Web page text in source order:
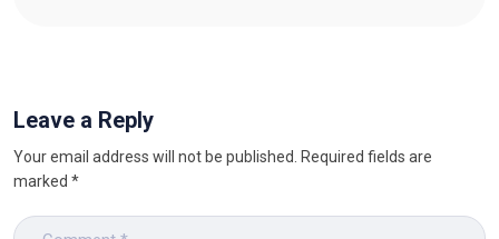
Leave a Reply
Your email address will not be published. Required fields are
marked *